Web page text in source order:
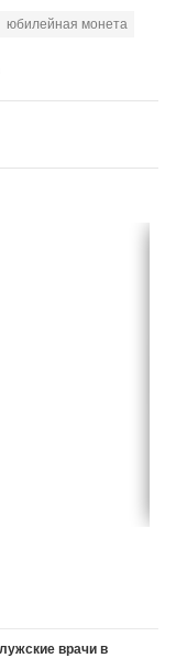
юбилейная монета
врачи в